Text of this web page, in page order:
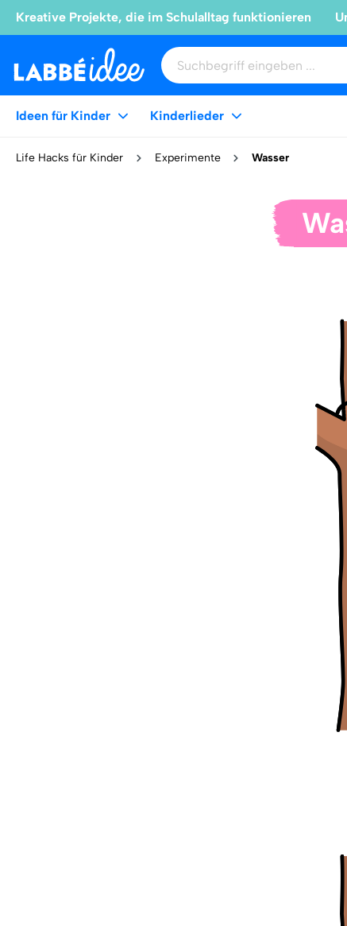
Kreative Projekte, die im Schulalltag funktionieren
Ideen für Kinder Kinderlieder
Life Hacks für Kinder Experimente Wasser